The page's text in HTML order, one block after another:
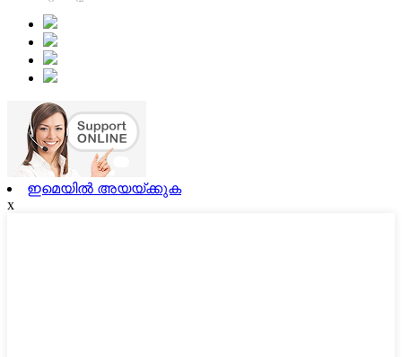
ഇമെയിൽ അയയ്ക്കുക
x